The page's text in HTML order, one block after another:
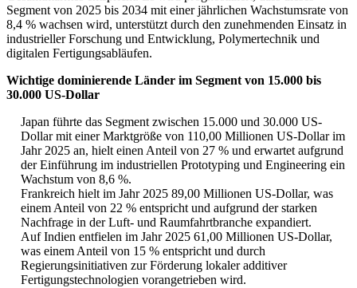
Segment von 2025 bis 2034 mit einer jährlichen Wachstumsrate von
8,4 % wachsen wird, unterstützt durch den zunehmenden Einsatz in
industrieller Forschung und Entwicklung, Polymertechnik und
digitalen Fertigungsabläufen.
Wichtige dominierende Länder im Segment von 15.000 bis
30.000 US-Dollar
Japan führte das Segment zwischen 15.000 und 30.000 US-
Dollar mit einer Marktgröße von 110,00 Millionen US-Dollar im
Jahr 2025 an, hielt einen Anteil von 27 % und erwartet aufgrund
der Einführung im industriellen Prototyping und Engineering ein
Wachstum von 8,6 %.
Frankreich hielt im Jahr 2025 89,00 Millionen US-Dollar, was
einem Anteil von 22 % entspricht und aufgrund der starken
Nachfrage in der Luft- und Raumfahrtbranche expandiert.
Auf Indien entfielen im Jahr 2025 61,00 Millionen US-Dollar,
was einem Anteil von 15 % entspricht und durch
Regierungsinitiativen zur Förderung lokaler additiver
Fertigungstechnologien vorangetrieben wird.